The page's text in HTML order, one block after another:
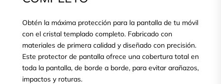
Obtén la máxima protección para la pantalla de tu móvil
con el cristal templado completo. Fabricado con
materiales de primera calidad y diseñado con precisión.
Este protector de pantalla ofrece una cobertura total en
toda la pantalla, de borde a borde, para evitar arañazos,
impactos y roturas.